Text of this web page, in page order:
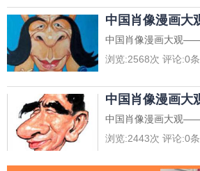
中国肖像漫画大
中国肖像漫画大观
浏览:2568次 评论:0条
中国肖像漫画大
中国肖像漫画大观
浏览:2443次 评论:0条